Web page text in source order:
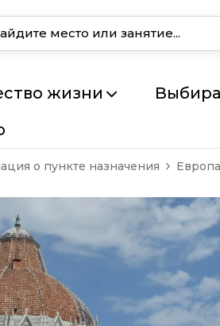
жизни
о пункте назначения Европа